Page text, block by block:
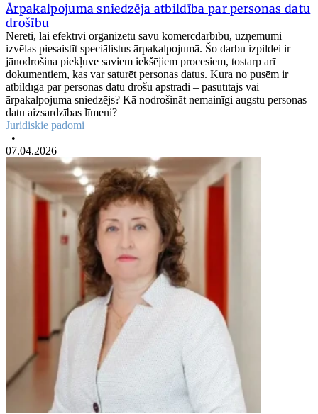
Ārpakalpojuma sniedzēja atbildība par personas datu
drošību
Nereti, lai efektīvi organizētu savu komercdarbību, uzņēmumi
izvēlas piesaistīt speciālistus ārpakalpojumā. Šo darbu izpildei ir
jānodrošina piekļuve saviem iekšējiem procesiem, tostarp arī
dokumentiem, kas var saturēt personas datus. Kura no pusēm ir
atbildīga par personas datu drošu apstrādi – pasūtītājs vai
ārpakalpojuma sniedzējs? Kā nodrošināt nemainīgi augstu personas
datu aizsardzības līmeni?
Juridiskie padomi
•
07.04.2026